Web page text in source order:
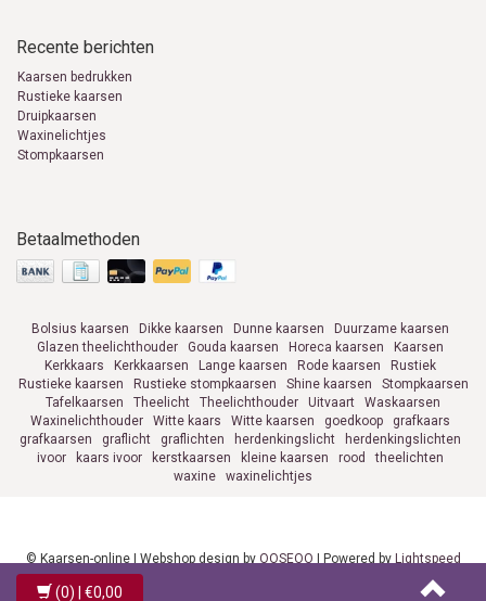
Recente berichten
Kaarsen bedrukken
Rustieke kaarsen
Druipkaarsen
Waxinelichtjes
Stompkaarsen
Betaalmethoden
Bolsius kaarsen Dikke kaarsen Dunne kaarsen
Duurzame kaarsen
Glazen theelichthouder
Gouda kaarsen Horeca kaarsen
Kaarsen
Kerkkaars
Kerkkaarsen Lange kaarsen Rode kaarsen
Rustiek
Rustieke kaarsen
Rustieke stompkaarsen Shine kaarsen
Stompkaarsen
Tafelkaarsen
Theelicht Theelichthouder Uitvaart
Waskaarsen
Waxinelichthouder
Witte kaars Witte kaarsen goedkoop
grafkaars
grafkaarsen
graflicht graflichten herdenkingslicht
herdenkingslichten
ivoor
kaars ivoor kerstkaarsen kleine kaarsen rood
theelichten
waxine
waxinelichtjes
© Kaarsen-online | Webshop design by OOSEOO | Powered by Lightspeed
(0) | €0,00